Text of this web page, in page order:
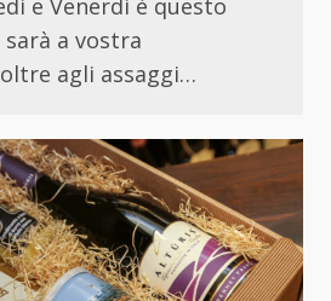
e Venerdi è questo
a vostra
agli assaggi…